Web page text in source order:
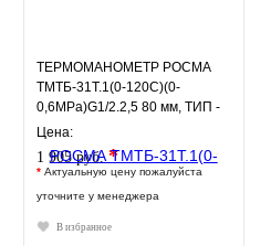
ТЕРМОМАНОМЕТР РОСМА
ТМТБ-31Т.1(0-120С)(0-
0,6MPa)G1/2.2,5 80 мм, ТИП -
ТМТБ-31Т, температура: 0-
120С
Цена:
1 905 руб.*
* Актуальную цену пожалуйста
уточните у менеджера
В избранное